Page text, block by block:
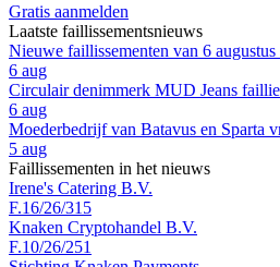
Gratis aanmelden
Laatste faillissementsnieuws
Nieuwe faillissementen van 6 augustus
6 aug
Circulair denimmerk MUD Jeans
6 aug
Moederbedrijf van Batavus en Sparta
5 aug
Faillissementen in het nieuws
Irene's Catering B.V.
F.16/26/315
Knaken Cryptohandel B.V.
F.10/26/251